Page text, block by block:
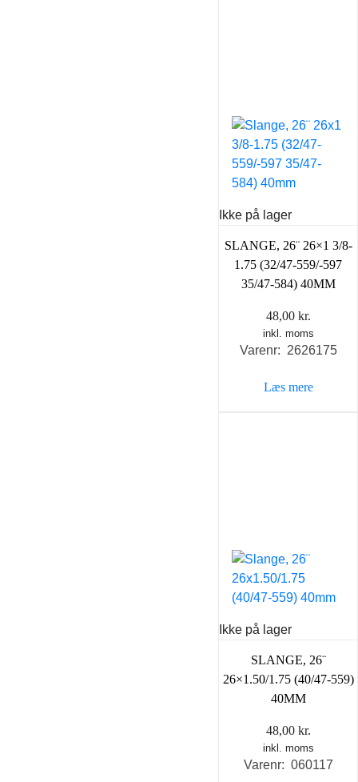
Ikke på lager
SLANGE, 26¨ 26×1 3/8-
1.75 (32/47-559/-597
35/47-584) 40MM
48,00 kr.
inkl. moms
Varenr: 2626175
Læs mere
Ikke på lager
SLANGE, 26¨
26×1.50/1.75 (40/47-559)
40MM
48,00 kr.
inkl. moms
Varenr: 060117